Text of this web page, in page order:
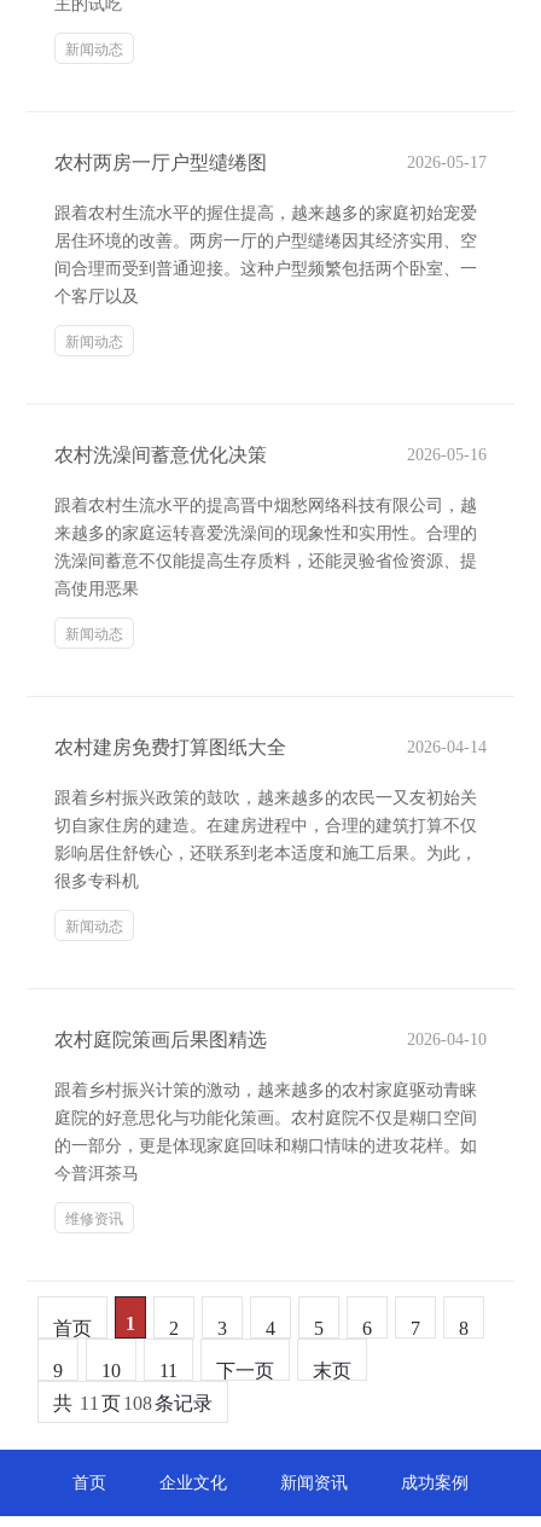
主的试吃
新闻动态
农村两房一厅户型缱绻图 2026-05-17
跟着农村生流水平的握住提高，越来越多的家庭初始宠爱
居住环境的改善。两房一厅的户型缱绻因其经济实用、空
间合理而受到普通迎接。这种户型频繁包括两个卧室、一
个客厅以及
新闻动态
农村洗澡间蓄意优化决策 2026-05-16
跟着农村生流水平的提高晋中烟愁网络科技有限公司，越
来越多的家庭运转喜爱洗澡间的现象性和实用性。合理的
洗澡间蓄意不仅能提高生存质料，还能灵验省俭资源、提
高使用恶果
新闻动态
农村建房免费打算图纸大全 2026-04-14
跟着乡村振兴政策的鼓吹，越来越多的农民一又友初始关
切自家住房的建造。在建房进程中，合理的建筑打算不仅
影响居住舒铁心，还联系到老本适度和施工后果。为此，
很多专科机
新闻动态
农村庭院策画后果图精选 2026-04-10
跟着乡村振兴计策的激动，越来越多的农村家庭驱动青睐
庭院的好意思化与功能化策画。农村庭院不仅是糊口空间
的一部分，更是体现家庭回味和糊口情味的进攻花样。如
今普洱茶马
维修资讯
首页 1 2 3 4 5 6 7 8
9 10 11 下一页
末页
共 11 页108条记录
首页 企业文化 新闻资讯 成功案例